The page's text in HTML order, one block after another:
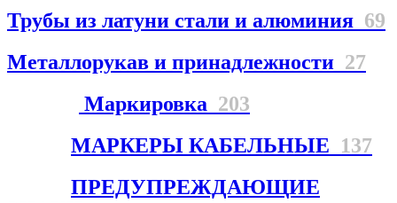
Трубы из латуни стали и алюминия 69
Металлорукав и принадлежности 27
Маркировка 203
МАРКЕРЫ КАБЕЛЬНЫЕ 137
ПРЕДУПРЕЖДАЮЩИЕ